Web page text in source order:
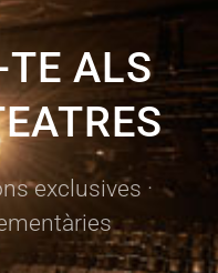
ALS
exclusives ·